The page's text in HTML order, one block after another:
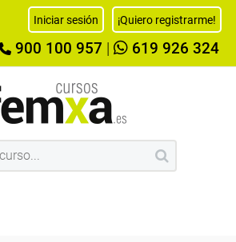
Iniciar sesión ¡Quiero registrarme!
900 100 957 619 926 324